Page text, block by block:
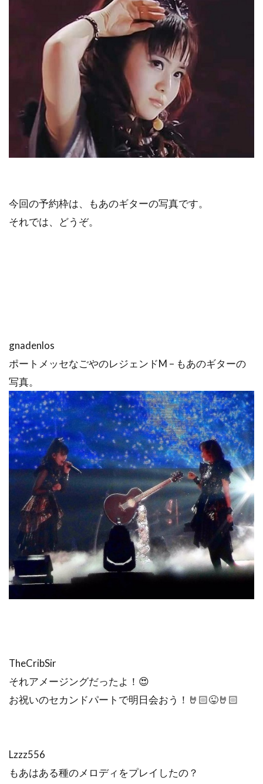
今回の予約枠は、もあのギターの写真です。
それでは、どうぞ。
gnadenlos
ポートメッセなごやのレジェンドM – もあのギターの
写真。
TheCribSir
それアメージングだったよ！😍
お祝いのセカンドパートで明日会おう！🤘🏻😜🤘🏻
Lzzz556
もあはある種のメロディをプレイしたの？